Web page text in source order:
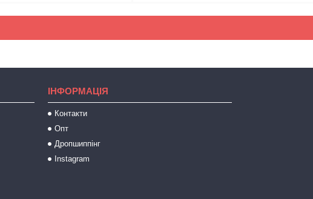
ІНФОРМАЦІЯ
Контакти
Опт
Дропшиппінг
Instagram